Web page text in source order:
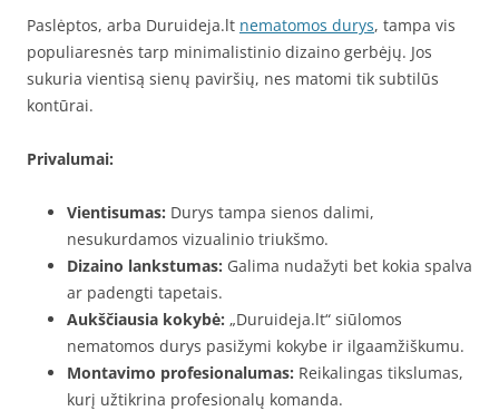
Paslėptos, arba Duruideja.lt nematomos durys, tampa vis
populiaresnės tarp minimalistinio dizaino gerbėjų. Jos
sukuria vientisą sienų paviršių, nes matomi tik subtilūs
kontūrai.
Privalumai:
Vientisumas: Durys tampa sienos dalimi,
nesukurdamos vizualinio triukšmo.
Dizaino lankstumas: Galima nudažyti bet kokia spalva
ar padengti tapetais.
Aukščiausia kokybė: „Duruideja.lt“ siūlomos
nematomos durys pasižymi kokybe ir ilgaamžiškumu.
Montavimo profesionalumas: Reikalingas tikslumas,
kurį užtikrina profesionalų komanda.